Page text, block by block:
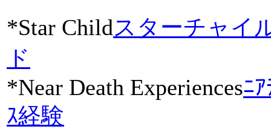
*Star Childスターチャイ
ド
*Near Death Experiencesﾆ
ｽ経験